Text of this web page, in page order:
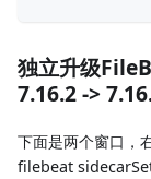
独立升级
7.16.2 ->
下面是两个窗口
filebeat